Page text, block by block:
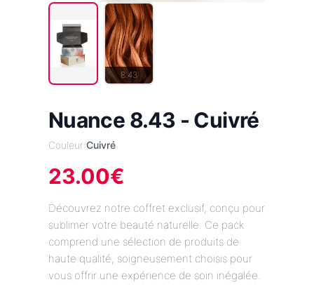
8.43
Nuance 8.43 - Cuivré
Couleur:Cuivré
23.00€
Découvrez notre coffret exclusif, conçu pour
sublimer votre beauté naturelle. Ce pack
comprend une sélection de produits de
haute qualité, soigneusement choisis pour
vous offrir une expérience de soin inégalée.